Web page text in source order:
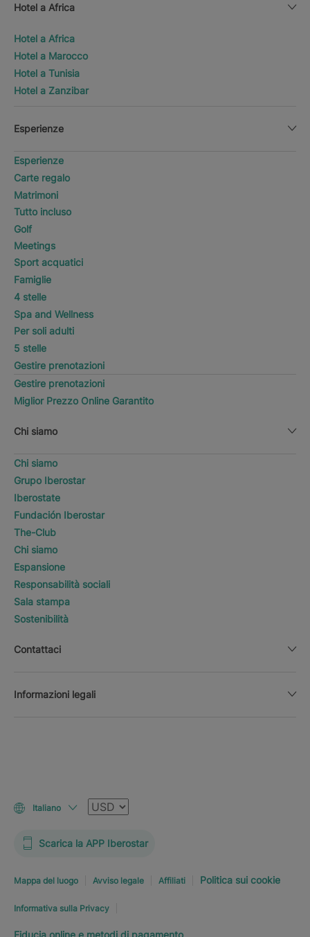
Hotel a Africa
Hotel a Africa
Hotel a Marocco
Hotel a Tunisia
Hotel a Zanzibar
Esperienze
Esperienze
Carte regalo
Matrimoni
Tutto incluso
Golf
Meetings
Sport acquatici
Famiglie
4 stelle
Spa and Wellness
Per soli adulti
5 stelle
Gestire prenotazioni
Gestire prenotazioni
Miglior Prezzo Online Garantito
Chi siamo
Chi siamo
Grupo Iberostar
Iberostate
Fundación Iberostar
The-Club
Chi siamo
Espansione
Responsabilità sociali
Sala stampa
Sostenibilità
Contattaci
Informazioni legali
Italiano Valuta
Scarica la APP Iberostar
Mappa del luogo Avviso legale Affiliati Politica sui cookie
Informativa sulla Privacy
Fiducia online e metodi di pagamento